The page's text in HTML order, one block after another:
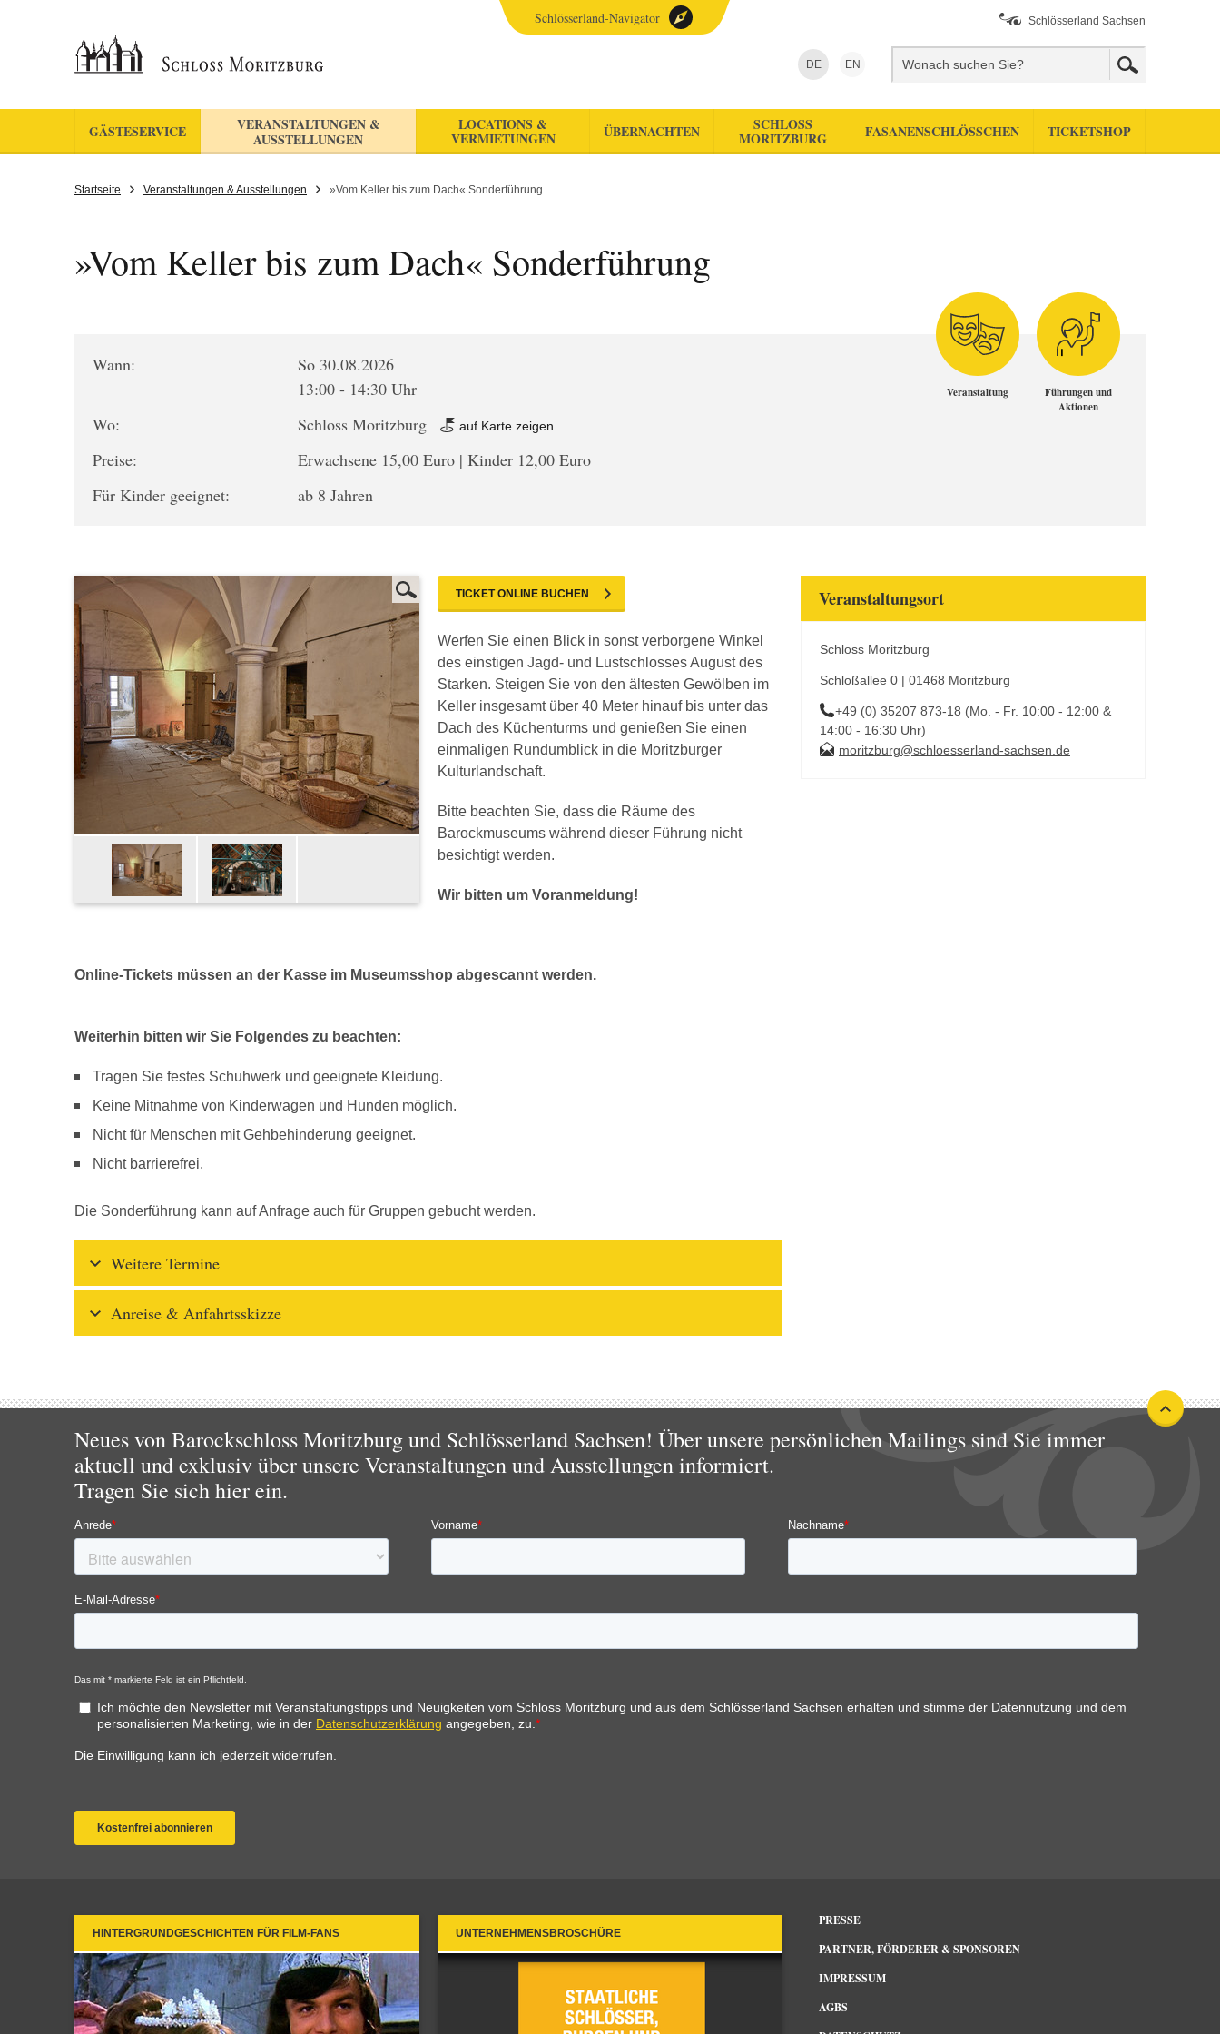
Schlösserland Sachsen
DE EN
GÄSTESERVICE
VERANSTALTUNGEN &
AUSSTELLUNGEN
LOCATIONS &
VERMIETUNGEN ÜBERNACHTEN SCHLOSS
MORITZBURG FASANENSCHLÖSSCHEN TICKETSHOP
Schlösserland-Navigator
Startseite Veranstaltungen & Ausstellungen »Vom Keller bis zum Dach« Sonderführung
»Vom Keller bis zum Dach« Sonderführung
Wann:
So 30.08.2026
13:00 - 14:30 Uhr
Wo:
Schloss Moritzburg auf Karte zeigen
Preise:
Erwachsene 15,00 Euro | Kinder 12,00 Euro
Für Kinder geeignet:
ab 8 Jahren
Veranstaltung
Führungen und
Aktionen
TICKET ONLINE BUCHEN
Werfen Sie einen Blick in sonst verborgene Winkel
des einstigen Jagd- und Lustschlosses August des
Starken. Steigen Sie von den ältesten Gewölben im
Keller insgesamt über 40 Meter hinauf bis unter das
Dach des Küchenturms und genießen Sie einen
einmaligen Rundumblick in die Moritzburger
Kulturlandschaft.
Bitte beachten Sie, dass die Räume des
Barockmuseums während dieser Führung nicht
besichtigt werden.
Wir bitten um Voranmeldung!
Online-Tickets müssen an der Kasse im Museumsshop abgescannt werden.
Weiterhin bitten wir Sie Folgendes zu beachten:
Tragen Sie festes Schuhwerk und geeignete Kleidung.
Keine Mitnahme von Kinderwagen und Hunden möglich.
Nicht für Menschen mit Gehbehinderung geeignet.
Nicht barrierefrei.
Die Sonderführung kann auf Anfrage auch für Gruppen gebucht werden.
Weitere Termine
Anreise & Anfahrtsskizze
Veranstaltungsort
Schloss Moritzburg
Schloßallee 0 | 01468 Moritzburg
+49 (0) 35207 873-18 (Mo. - Fr. 10:00 - 12:00 &
14:00 - 16:30 Uhr)
moritzburg@schloesserland-sachsen.de
Neues von Barockschloss Moritzburg und Schlösserland Sachsen! Über unsere persönlichen Mailings sind Sie immer
aktuell und exklusiv über unsere Veranstaltungen und Ausstellungen informiert.
Tragen Sie sich hier ein.
HINTERGRUNDGESCHICHTEN FÜR FILM-FANS UNTERNEHMENSBROSCHÜRE
PRESSE
PARTNER, FÖRDERER & SPONSOREN
IMPRESSUM
AGBS